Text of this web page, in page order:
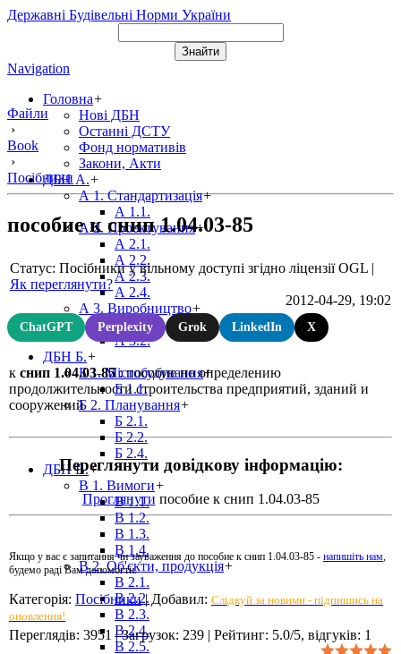
Державні Будівельні Норми України
Navigation
Головна+
Нові ДБН
Останні ДСТУ
Фонд нормативів
Закони, Акти
ДБН А.+
А 1. Стандартизація+
А 1.1.
А 2. Проектування+
А 2.1.
А 2.2.
А 2.3.
А 2.4.
А 3. Виробництво+
А 3.1.
А 3.2.
ДБН Б.+
Б 1. Містобудування+
Б 1.1.
Б 2. Планування+
Б 2.1.
Б 2.2.
Б 2.4.
ДБН В.+
В 1. Вимоги+
В 1.1.
В 1.2.
В 1.3.
В 1.4.
В 2. Об'єкти, продукція+
В 2.1.
В 2.2.
В 2.3.
В 2.4.
В 2.5.
Файли
›
Book
›
Посібники
пособие к снип 1.04.03-85
Статус: Посібники у вільному доступі згідно ліцензії OGL |
Як переглянути?
2012-04-29, 19:02
ChatGPT Perplexity Grok LinkedIn X
к снип 1.04.03-85: пособие по определению
продолжительности строительства предприятий, зданий и
сооружений
Переглянути довідкову інформацію:
Проглянути пособие к снип 1.04.03-85
Якщо у вас є запитання чи зауваження до пособие к снип 1.04.03-85 - напишіть нам,
будемо раді Вам допомогти.
Категорія: Посібники| Добавил: Слідкуй за новими - підпишись на
оновлення!
Переглядів: 3951 |Загрузок: 239 | Рейтинг: 5.0/5, відгуків: 1